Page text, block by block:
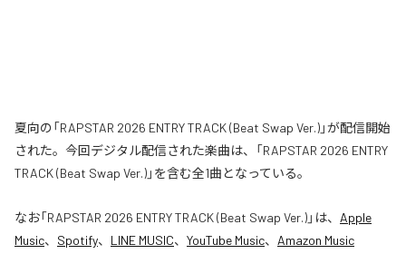
夏向の「RAPSTAR 2026 ENTRY TRACK (Beat Swap Ver.)」が配信開始
された。今回デジタル配信された楽曲は、「RAPSTAR 2026 ENTRY
TRACK (Beat Swap Ver.)」を含む全1曲となっている。
なお「RAPSTAR 2026 ENTRY TRACK (Beat Swap Ver.)」は、 Apple
Music、 Spotify、 LINE MUSIC、 YouTube Music、 Amazon Music